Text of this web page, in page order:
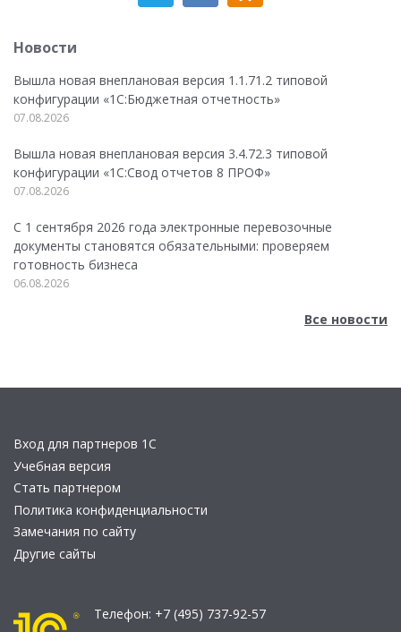
Новости
Вышла новая внеплановая версия 1.1.71.2 типовой
конфигурации «1C:Бюджетная отчетность»
07.08.2026
Вышла новая внеплановая версия 3.4.72.3 типовой
конфигурации «1C:Свод отчетов 8 ПРОФ»
07.08.2026
С 1 сентября 2026 года электронные перевозочные
документы становятся обязательными: проверяем
готовность бизнеса
06.08.2026
Все новости
Вход для партнеров 1С
Учебная версия
Стать партнером
Политика конфиденциальности
Замечания по сайту
Другие сайты
Телефон: +7 (495) 737-92-57